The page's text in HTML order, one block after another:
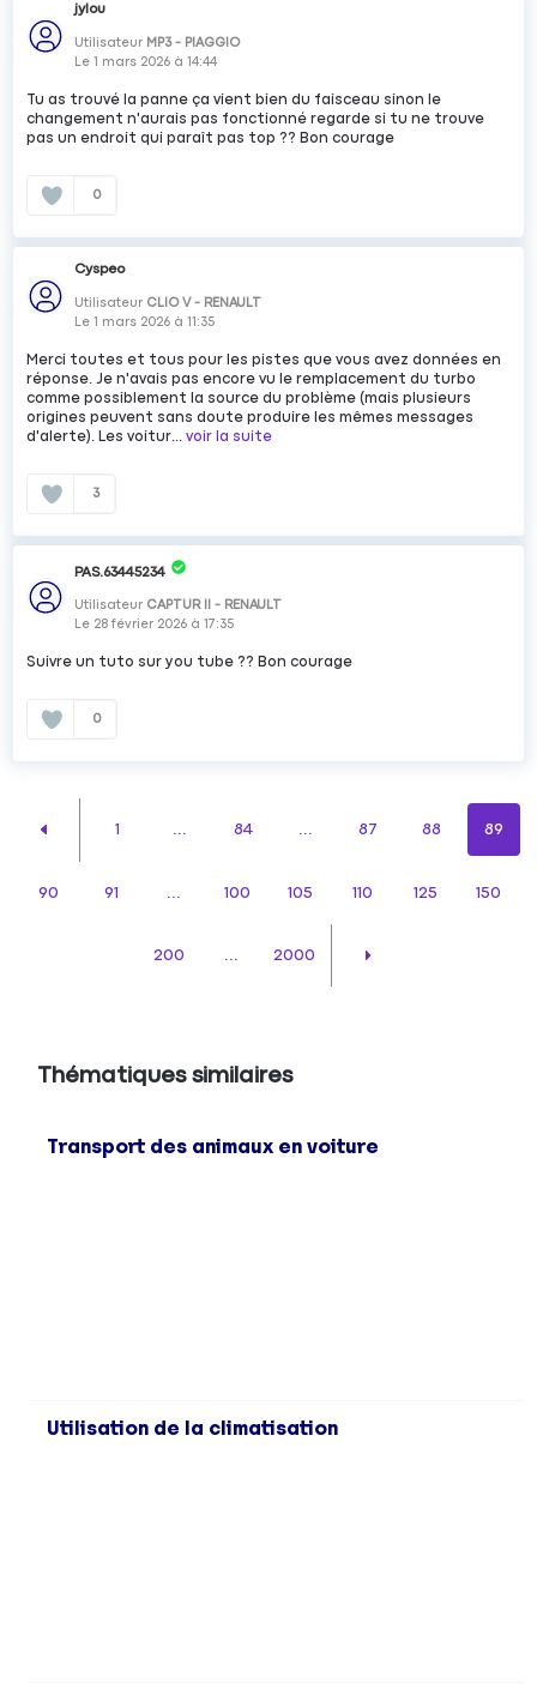
jylou
Utilisateur MP3 - PIAGGIO
Le1 mars 2026 à14:44
Tu as trouvé la panne ça vient bien du faisceau sinon le
changement n'aurais pas fonctionné regarde si tu ne trouve
pas un endroit qui paraît pas top ?? Bon courage
0
Cyspeo
Utilisateur CLIO V - RENAULT
Le1 mars 2026 à11:35
Merci toutes et tous pour les pistes que vous avez données en
réponse. Je n'avais pas encore vu le remplacement du turbo
comme possiblement la source du problème (mais plusieurs
origines peuvent sans doute produire les mêmes messages
d'alerte). Les voitur...voir la suite
3
PAS.63445234
Utilisateur CAPTUR II - RENAULT
Le 28 février 2026 à17:35
Suivre un tuto sur you tube ?? Bon courage
0
1 ... 84 ... 87 88 89
90 91 100 105 110 125 150
200 ... 2000
Thématiques similaires
Transport des animaux en voiture
Utilisation de la climatisation